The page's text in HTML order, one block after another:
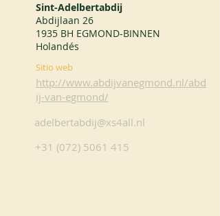
Sint-Adelbertabdij
Abdijlaan 26
1935 BH EGMOND-BINNEN
Holandés
Sitio web
http://www.abdijvanegmond.nl/abd
ij-van-egmond/
adelbertabdij@xs4all.nl
+31 (072) 5061 415